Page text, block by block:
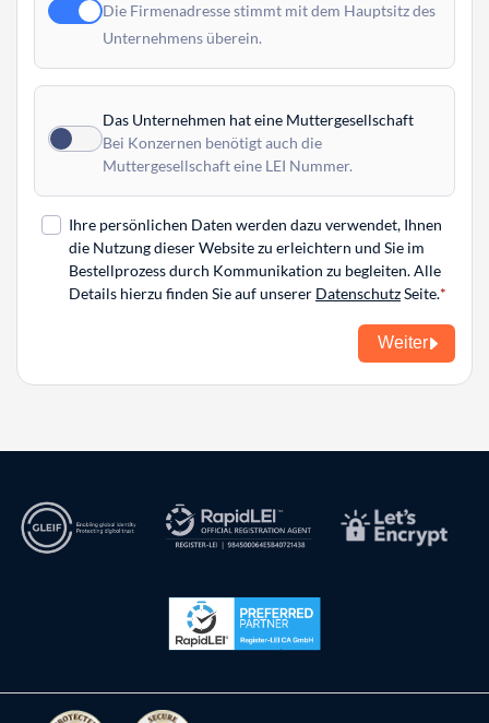
Die Firmenadresse stimmt mit dem Hauptsitz des
Unternehmens überein.
Das Unternehmen hat eine Muttergesellschaft
Bei Konzernen benötigt auch die
Muttergesellschaft eine LEI Nummer.
Ihre persönlichen Daten werden dazu verwendet, Ihnen
die Nutzung dieser Website zu erleichtern und Sie im
Bestellprozess durch Kommunikation zu begleiten. Alle
Details hierzu finden Sie auf unserer DatenschutzSeite.
Weiter